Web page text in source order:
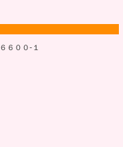
６００‐１